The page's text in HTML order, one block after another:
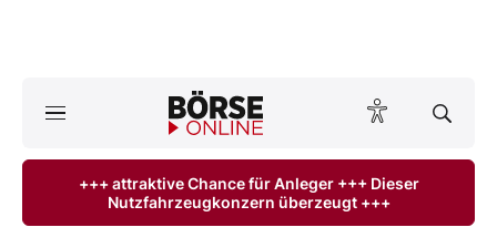
ktuelle Ausgabe BÖRSE ONLINE lesen
+++ attraktive Chance für Anleger +++ Dieser
Nutzfahrzeugkonzern überzeugt +++